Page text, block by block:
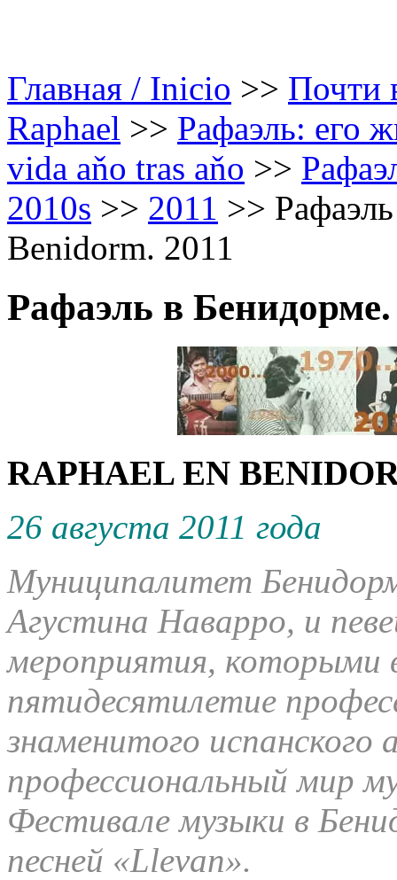
Главная / Inicio >> Почти
Raphael >> Рафаэль: его
vida aňo tras aňo >>
2010s >> 2011 >>
Benidorm. 2011
Рафаэль в Бенидорме.
RAPHAEL EN
26 августа 2011 года
Муниципалитет
Агустина Наварро, и
мероприятия, которыми
пятидесятилетие
знаменитого
профессиональный мир
Фестивале музыки в
песней «Llevan».